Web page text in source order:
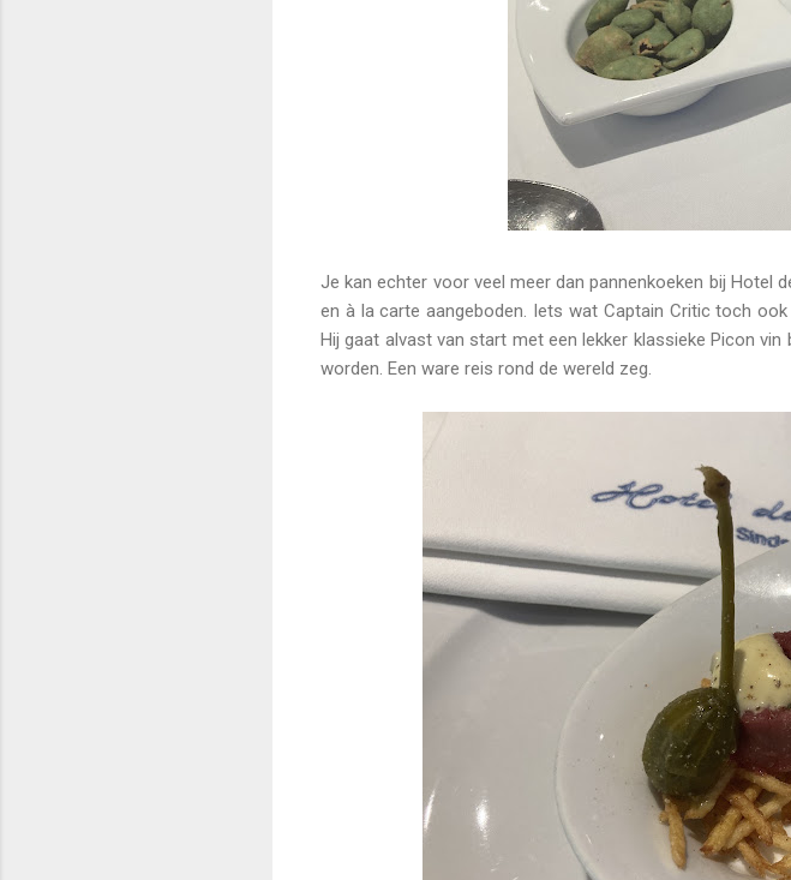
Je kan echter voor veel meer dan pannenkoeken bij Hotel
en à la carte aangeboden. Iets wat Captain Critic toch
Hij gaat alvast van start met een lekker klassieke Picon
worden. Een ware reis rond de wereld zeg.